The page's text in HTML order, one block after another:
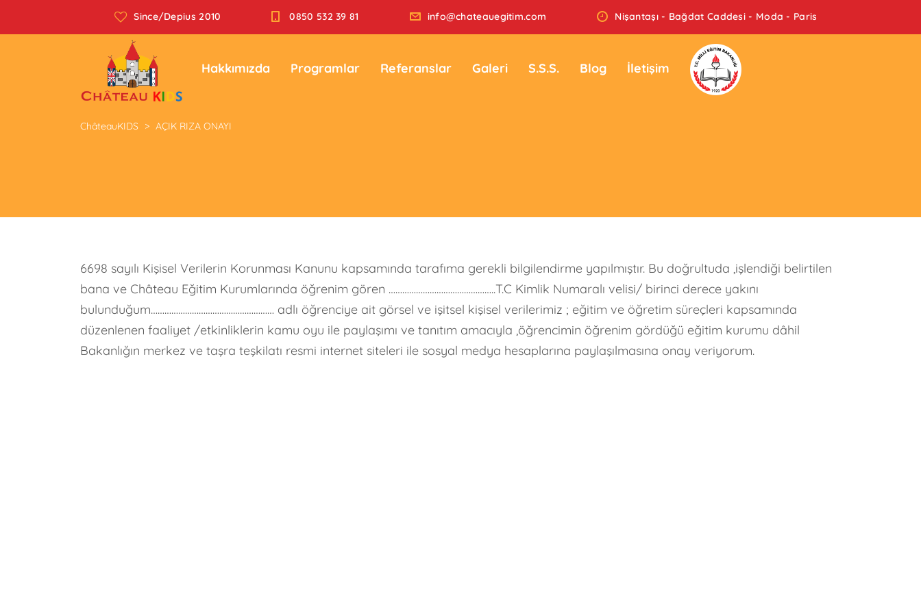
Since/Depius 2010 0850 532 39 81 info@chateauegitim.com Nişantaşı - Bağdat Caddesi - Moda - Paris
Hakkımızda Programlar Referanslar Galeri S.S.S. Blog İletişim
ChâteauKIDS > AÇIK RIZA ONAYI
6698 sayılı Kişisel Verilerin Korunması Kanunu kapsamında tarafıma gerekli bilgilendirme yapılmıştır. Bu doğrultuda ,işlendiği belirtilen
bana ve Château Eğitim Kurumlarında öğrenim gören ………………………………………..T.C Kimlik Numaralı velisi/ birinci derece yakını
bulunduğum……………………………………………… adlı öğrenciye ait görsel ve işitsel kişisel verilerimiz ; eğitim ve öğretim süreçleri kapsamında
düzenlenen faaliyet /etkinliklerin kamu oyu ile paylaşımı ve tanıtım amacıyla ,öğrencimin öğrenim gördüğü eğitim kurumu dâhil
Bakanlığın merkez ve taşra teşkilatı resmi internet siteleri ile sosyal medya hesaplarına paylaşılmasına onay veriyorum.